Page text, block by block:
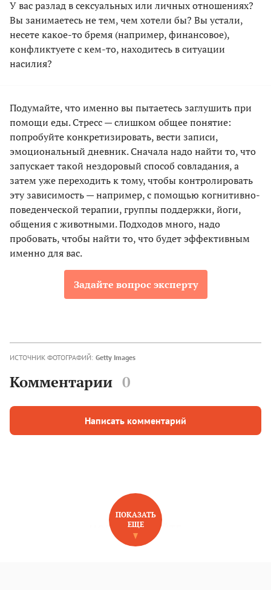
У вас разлад в сексуальных или личных отношениях?
Вы занимаетесь не тем, чем хотели бы? Вы устали,
несете какое-то бремя (например, финансовое),
конфликтуете с кем-то, находитесь в ситуации
насилия?
Подумайте, что именно вы пытаетесь заглушить при
помощи еды. Стресс — слишком общее понятие:
попробуйте конкретизировать, вести записи,
эмоциональный дневник. Сначала надо найти то, что
запускает такой нездоровый способ совладания, а
затем уже переходить к тому, чтобы контролировать
эту зависимость — например, с помощью когнитивно-
поведенческой терапии, группы поддержки, йоги,
общения с животными. Подходов много, надо
пробовать, чтобы найти то, что будет эффективным
именно для вас.
Задайте вопрос эксперту
ИСТОЧНИК ФОТОГРАФИЙ: Getty Images
Комментарии 0
Написать комментарий
НОВОЕ НА САЙТЕ
ПОКАЗАТЬ
ЕЩЕ